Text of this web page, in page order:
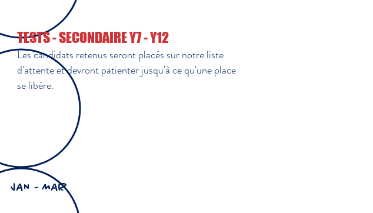
TESTS - SECONDAIRE Y7 - Y12
Les candidats retenus seront placés sur notre liste
d'attente et devront patienter jusqu'à ce qu'une place
se libère.
JAN - MAR